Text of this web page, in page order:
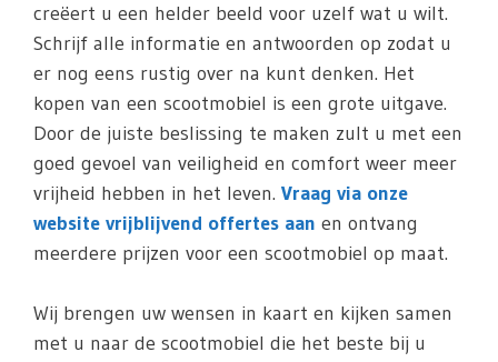
creëert u een helder beeld voor uzelf wat u wilt.
Schrijf alle informatie en antwoorden op zodat u
er nog eens rustig over na kunt denken. Het
kopen van een scootmobiel is een grote uitgave.
Door de juiste beslissing te maken zult u met een
goed gevoel van veiligheid en comfort weer meer
vrijheid hebben in het leven. Vraag via onze
website vrijblijvend offertes aan en ontvang
meerdere prijzen voor een scootmobiel op maat.
Wij brengen uw wensen in kaart en kijken samen
met u naar de scootmobiel die het beste bij u